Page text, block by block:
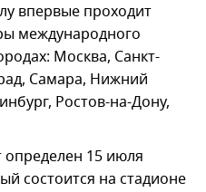
впервые проходит
международного
Москва, Санкт-
Самара, Нижний
Ростов-на-Дону,
определен 15 июля
состоится на стадионе